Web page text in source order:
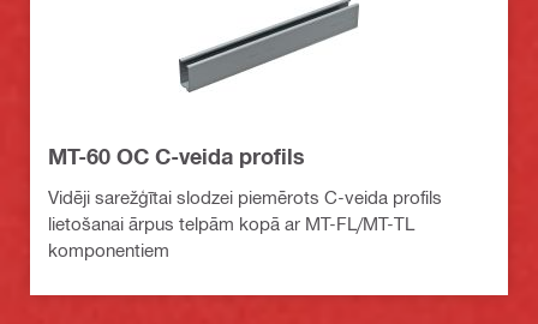
MT-60 OC C-veida profils
Vidēji sarežģītai slodzei piemērots C-veida profils
lietošanai ārpus telpām kopā ar MT-FL/MT-TL
komponentiem